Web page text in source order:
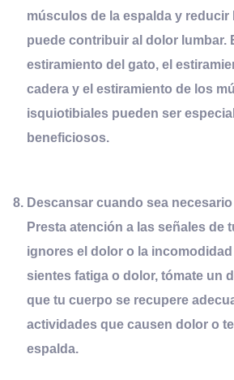
músculos de la espalda y reducir
puede contribuir al dolor lumbar.
estiramiento del gato, el
cadera y el estiramiento de los
isquiotibiales pueden ser
beneficiosos.
Descansar cuando sea necesario
Presta atención a las señales de
ignores el dolor o la
sientes fatiga o dolor, tómate un
que tu cuerpo se recupere
actividades que causen dolor o
espalda.